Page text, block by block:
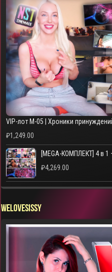
VIP-лот M-05 | Хроники
₽1,249.00
[MEGA-КОМПЛЕКТ] 4 в
₽4,269.00
WELOVESISSY